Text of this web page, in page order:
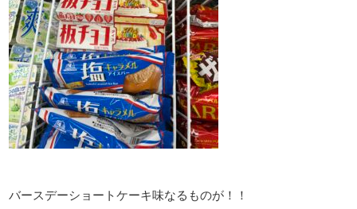
バースデーショートケーキ味なるものが！！